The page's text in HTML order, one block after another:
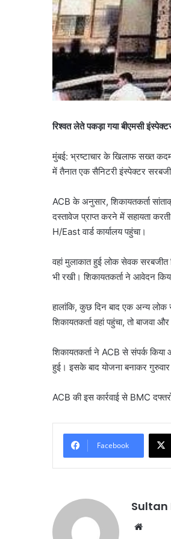
रिश्वत लेते पकड़ा गया बीएमसी
मुंबई: भ्रष्टाचार के खिलाफ सख्त कदम
में तैनात एक सैनिटरी इंस्पेक्टर
ACB के अनुसार, शिकायतकर्ता
दस्तावेज प्राप्त करने में सहायता
H/East वार्ड कार्यालय पहुंचा।
वहां मुलाकात हुई लोक सेवक
भी रखी। शिकायतकर्ता ने आवेदन
हालांकि, कुछ दिन बाद एक अन्य लोक
शिकायतकर्ता वहां पहुंचा, तो
शिकायतकर्ता ने ACB से संपर्क किया
हुई। इसके बाद योजना बनाकर
ACB की इस कार्रवाई से BMC
Facebook
Sultan